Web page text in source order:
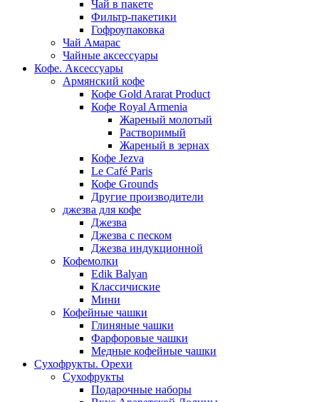
Чай в пакете
Фильтр-пакетики
Гофроупаковка
Чай Амарас
Чайные аксессуары
Кофе. Аксессуары
Армянский кофе
Кофе Gold Ararat Product
Кофе Royal Armenia
Жареный молотый
Растворимый
Жареный в зернах
Кофе Jezva
Le Café Paris
Кофе Grounds
Другие производители
джезва для кофе
Джезва
Джезва с песком
Джезва индукционной
Кофемолки
Edik Balyan
Классичиские
Мини
Кофейные чашки
Глиняные чашки
Фарфоровые чашки
Медные кофейные чашки
Сухофрукты. Орехи
Сухофрукты
Подарочные наборы